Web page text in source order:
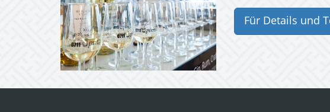
Für Details und